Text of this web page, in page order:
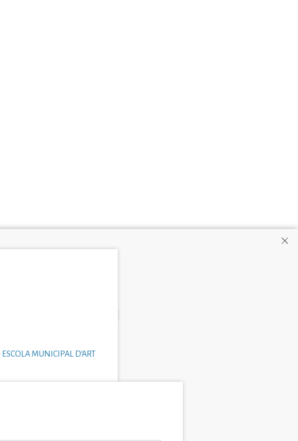
MUNICIPAL D'ART